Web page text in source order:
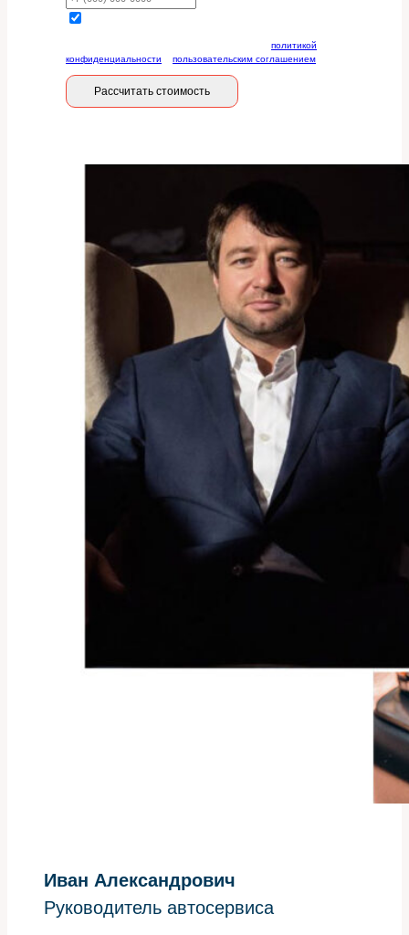
политикой
конфиденциальности
пользовательским соглашением
Рассчитать стоимость
Иван Александрович
Руководитель автосервиса